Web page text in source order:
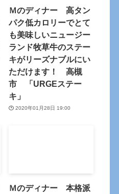
Ｍのディナー 高タン
パク低カロリーでとて
も美味しいニュージー
ランド牧草牛のステー
キがリーズナブルにい
ただけます！ 高槻
市 「URGEステー
キ」
2020年01月28日 19:00
Ｍのディナー 本格派